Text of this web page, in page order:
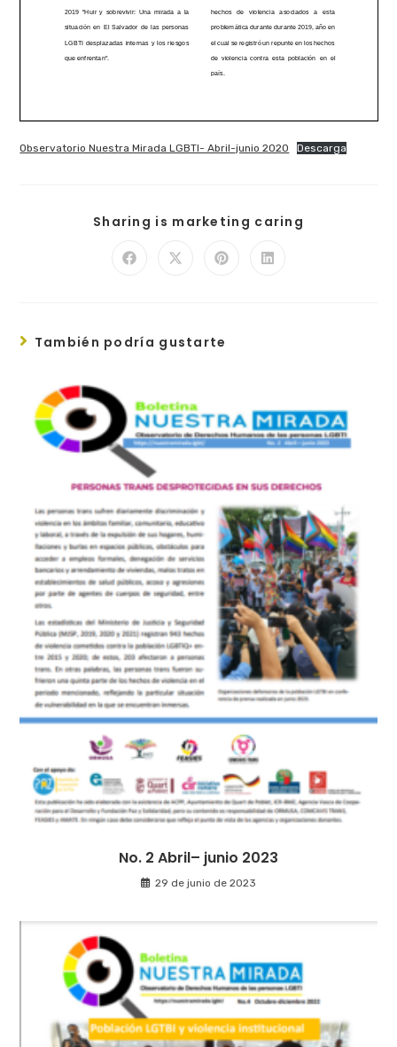
Observatorio Nuestra Mirada LGBTI- Abril-junio 2020 Descarga
Sharing is marketing caring
También podría gustarte
No. 2 Abril– junio 2023
29 de junio de 2023